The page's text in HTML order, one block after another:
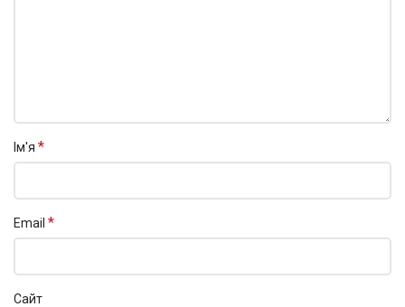
Ім'я *
Email *
Сайт